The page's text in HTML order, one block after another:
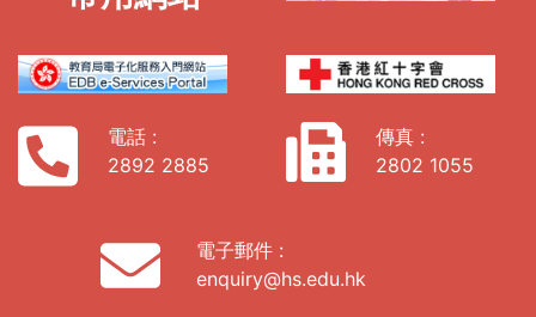
電話 :
2892 2885
傳真 :
2802 1055
電子郵件 :
enquiry@hs.edu.hk